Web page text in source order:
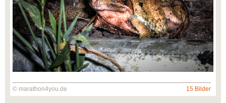
© marathon4you.de 15 Bilder